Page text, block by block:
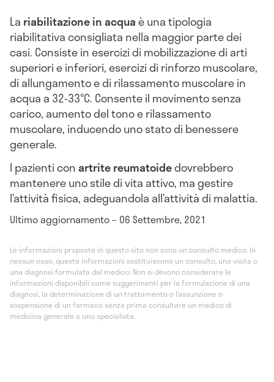
La riabilitazione in acquaè una tipologia
riabilitativa consigliata nella maggior parte dei
casi. Consiste in esercizi di mobilizzazione di arti
superiori e inferiori, esercizi di rinforzo muscolare,
di allungamento e di rilassamento muscolare in
acqua a 32-33°C. Consente il movimento senza
carico, aumento del tono e rilassamento
muscolare, inducendo uno stato di benessere
generale.
I pazienti conartrite reumatoidedovrebbero
mantenere uno stile di vita attivo, ma gestire
l’attività fisica, adeguandola all’attività di malattia.
Ultimo aggiornamento – 06 Settembre, 2021
Le informazioni proposte in questo sito non sono un consulto medico. In
nessun caso, queste informazioni sostituiscono un consulto, una visita o
una diagnosi formulata dal medico. Non si devono considerare le
informazioni disponibili come suggerimenti per la formulazione di una
diagnosi, la determinazione di un trattamento o l’assunzione o
sospensione di un farmaco senza prima consultare un medico di
medicina generale o uno specialista.